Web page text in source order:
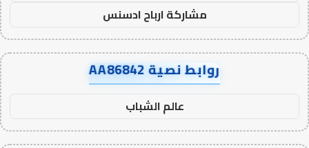
مشاركة ارباح ادسنس
روابط نصية AA86842
عالم الشباب